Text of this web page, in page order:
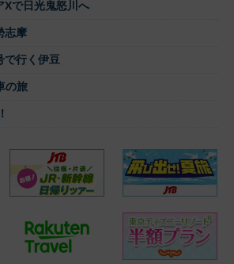
Xで日光鬼怒川へ
志摩
で行く伊豆
の旅